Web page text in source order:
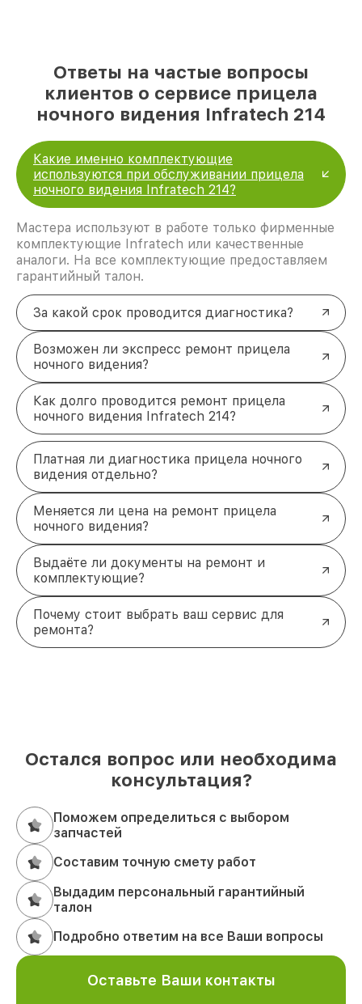
Ответы на частые вопросы
клиентов о сервисе прицела
ночного видения Infratech 214
Какие именно комплектующие
используются при обслуживании прицела
ночного видения Infratech 214?
Мастера используют в работе только фирменные
комплектующие Infratech или качественные
аналоги. На все комплектующие предоставляем
гарантийный талон.
За какой срок проводится диагностика?
Возможен ли экспресс ремонт прицела
ночного видения?
Как долго проводится ремонт прицела
ночного видения Infratech 214?
Платная ли диагностика прицела ночного
видения отдельно?
Меняется ли цена на ремонт прицела
ночного видения?
Выдаёте ли документы на ремонт и
комплектующие?
Почему стоит выбрать ваш сервис для
ремонта?
Остался вопрос или необходима
консультация?
Поможем определиться с выбором
запчастей
Составим точную смету работ
Выдадим персональный гарантийный
талон
Подробно ответим на все Ваши вопросы
Оставьте Ваши контакты